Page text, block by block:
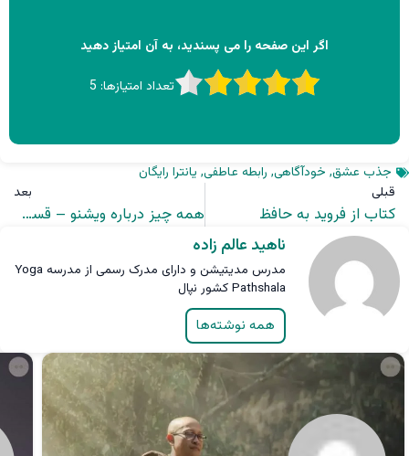
اگر این صفحه را می پسندید، به آن امتیاز دهید
تعداد امتیازها: 5
جذب عشق, خودآگاهی, رابطه عاطفی, یانترا رایگان
قبلی
کتاب از فروید به حافظ
بعد
همه چیز درباره ویشنو – قسمت پنجم: شمایل های ویشنو
ناهید عالم زاده
مدرس مدیتیشن و دارای مدرک رسمی از مدرسه Yoga
Pathshala کشور نپال
همه نوشته‌ها